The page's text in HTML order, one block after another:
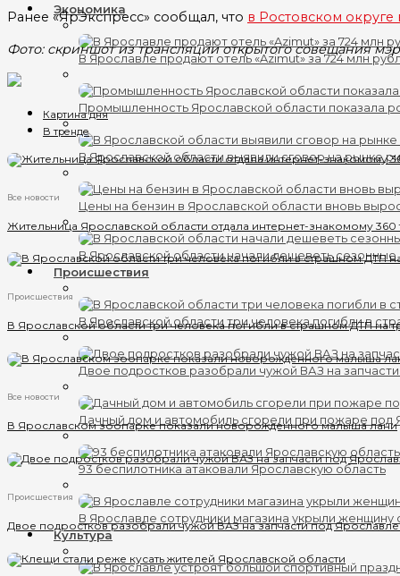
Экономика
В Ярославле продают отель «Azimut» за 724 млн
Промышленность Ярославской области показала
В Ярославской области выявили сговор на рынке
Цены на бензин в Ярославской области вновь
В Ярославской области начали дешеветь
Происшествия
В Ярославской области три человека погибли в
Двое подростков разобрали чужой ВАЗ на
Дачный дом и автомобиль сгорели при пожаре под
93 беспилотника атаковали Ярославскую область
В Ярославле сотрудники магазина укрыли
Культура
Ранее «ЯрЭкспресс» сообщал, что в Ростовском
Фото: скриншот из трансляции открытого совещания
Картина дня
В тренде
Все новости
Жительница Ярославской области отдала интернет-знакомому 360
Происшествия
В Ярославской области три человека погибли в страшном ДТП на
Все новости
В Ярославском зоопарке показали новорожденного малыша лани
Происшествия
Двое подростков разобрали чужой ВАЗ на запчасти под